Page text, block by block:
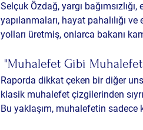
Selçuk Özdağ, yargı
yapılanmaları, hayat pahalılığı
yolları üretmiş, onlarca bakanı
"Muhalefet Gibi
Raporda dikkat çeken bir diğer
klasik muhalefet çizgilerinden
Bu yaklaşım, muhalefetin sadece